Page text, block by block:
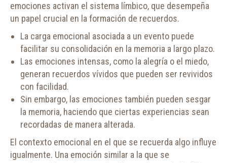
emociones activan el sistema límbico, que desempeña
un papel crucial en la formación de recuerdos.
La carga emocional asociada a un evento puede
facilitar su consolidación en la memoria a largo plazo.
Las emociones intensas, como la alegría o el miedo,
generan recuerdos vívidos que pueden ser revividos
con facilidad.
Sin embargo, las emociones también pueden sesgar
la memoria, haciendo que ciertas experiencias sean
recordadas de manera alterada.
El contexto emocional en el que se recuerda algo influye
igualmente. Una emoción similar a la que se